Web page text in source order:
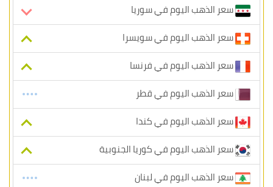
سعر الذهب اليوم في سوريا
سعر الذهب اليوم في سويسرا
سعر الذهب اليوم في فرنسا
سعر الذهب اليوم في قطر
سعر الذهب اليوم في كندا
سعر الذهب اليوم في كوريا الجنوبية
سعر الذهب اليوم في لبنان